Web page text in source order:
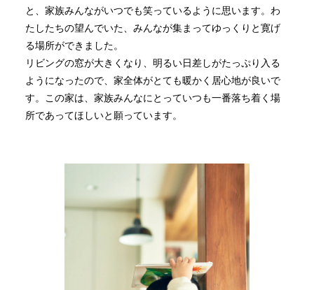
と、家族みんながいつでも笑っているように思います。わ
たしたちの望んでいた、みんなが集まってゆっくりと寛げ
る場所ができました。
リビングの窓が大きくなり、明るい日差しがたっぷり入る
ようになったので、家全体がとても暖かく居心地が良いで
す。この家は、家族みんなにとっていつも一番落ち着く場
所であってほしいと願っています。